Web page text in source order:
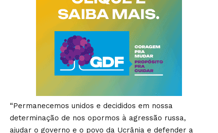
“Permanecemos unidos e decididos em nossa
determinação de nos opormos à agressão russa,
ajudar o governo e o povo da Ucrânia e defender a